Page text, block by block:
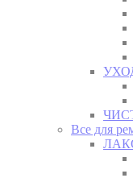
Все для